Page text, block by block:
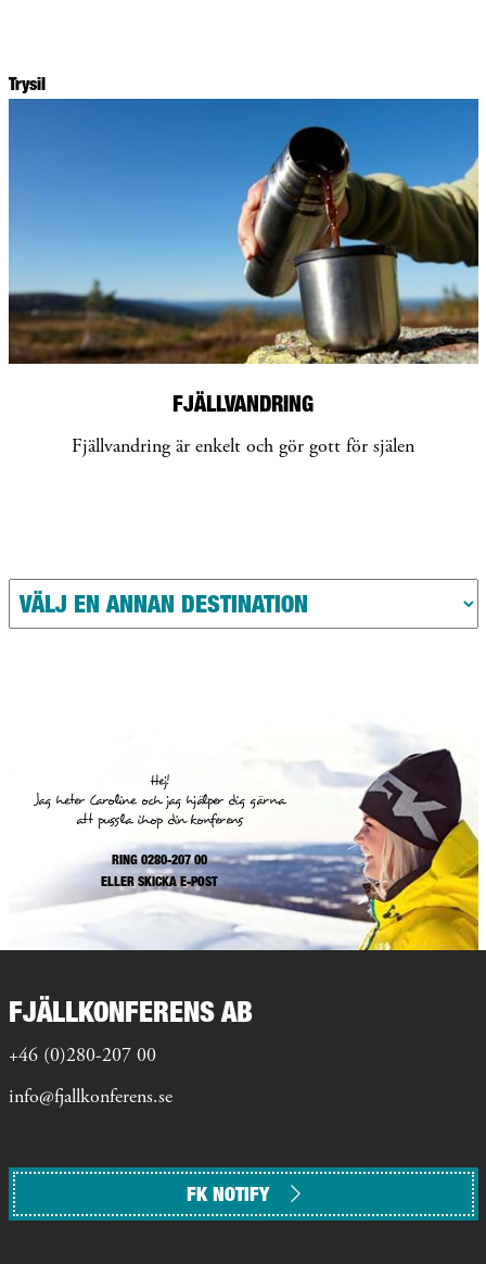
Trysil
FJÄLLVANDRING
Fjällvandring är enkelt och gör gott för själen
Hej!
Jag heter Caroline och jag hjälper dig gärna
att pussla ihop din konferens
RING 0280-207 00
ELLERSKICKA E-POST
FJÄLLKONFERENS AB
+46 (0)280-207 00
info@fjallkonferens.se
FK NOTIFY